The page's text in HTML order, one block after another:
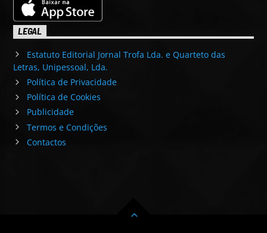
LEGAL
Estatuto Editorial Jornal Trofa Lda. e Quarteto das
Letras, Unipessoal, Lda.
Política de Privacidade
Política de Cookies
Publicidade
Termos e Condições
Contactos